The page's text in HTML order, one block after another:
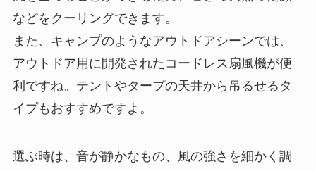
などをクーリングできます。
また、キャンプのようなアウトドアシーンでは、
アウトドア用に開発されたコードレス扇風機が便
利ですね。テントやタープの天井から吊るせるタ
イプもおすすめですよ。
選ぶ時は、音が静かなもの、風の強さを細かく調